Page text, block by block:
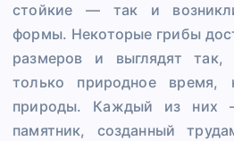
стойкие — так и
формы. Некоторые грибы
размеров и выглядят так,
только природное
природы. Каждый из них
памятник, созданный